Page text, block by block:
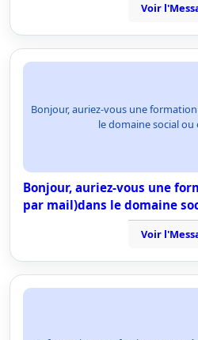
Voir
Bonjour, auriez-vous une
le domaine social ou
Bonjour, auriez-vous une
par mail)dans le domaine
Voir